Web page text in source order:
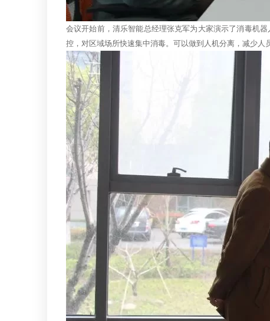
会议开始前，清乐智能总经理张克军为大家演示了消毒机
控，对区域场所快速集中消毒。可以做到人机分离，减少人